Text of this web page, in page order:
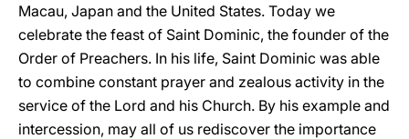
Macau, Japan and the United States. Today we
celebrate the feast of Saint Dominic, the founder of the
Order of Preachers. In his life, Saint Dominic was able
to combine constant prayer and zealous activity in the
service of the Lord and his Church. By his example and
intercession, may all of us rediscover the importance